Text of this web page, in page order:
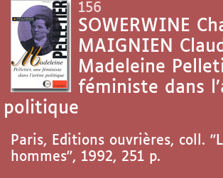
156
SOWERWINE
MAIGNIEN
Madeleine
féministe dans
politique
Paris, Editions ouvrières, coll.
hommes", 1992, 251 p.